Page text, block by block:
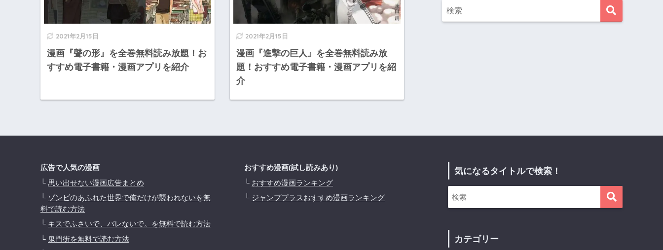
2021年2月15日
漫画『聲の形』を全巻無料読み放題！お
すすめ電子書籍・漫画アプリを紹介
2021年2月15日
漫画『進撃の巨人』を全巻無料読み放
題！おすすめ電子書籍・漫画アプリを紹
介
広告で人気の漫画
└ 思い出せない漫画広告まとめ
└ ゾンビのあふれた世界で俺だけが襲われないを無
料で読む方法
└ キスでふさいで、バレないで。を無料で読む方法
└ 鬼門街を無料で読む方法
おすすめ漫画(試し読みあり)
└ おすすめ漫画ランキング
└ ジャンププラスおすすめ漫画ランキング
気になるタイトルで検索！
カテゴリー